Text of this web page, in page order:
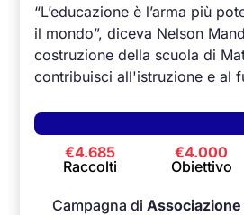
“L’educazione è l’arma più
il mondo”, diceva Nelson
costruzione della scuola di
contribuisci all'istruzione e al
€4.685
Raccolti
€4.000
Obiettivo
Campagna di Associazione